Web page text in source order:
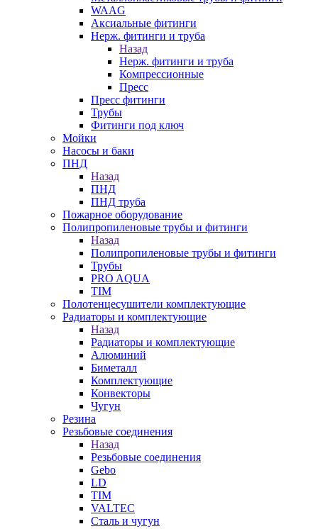
WAAG
Аксиальные фитинги
Нерж. фитинги и труба
Назад
Нерж. фитинги и труба
Компрессионные
Пресс
Пресс фитинги
Трубы
Фитинги под ключ
Мойки
Насосы и баки
ПНД
Назад
ПНД
ПНД труба
Пожарное оборудование
Полипропиленовые трубы и фитинги
Назад
Полипропиленовые трубы и фитинги
Трубы
PRO AQUA
TIM
Полотенцесушители комплектующие
Радиаторы и комплектующие
Назад
Радиаторы и комплектующие
Алюминий
Биметалл
Комплектующие
Конвекторы
Чугун
Резина
Резьбовые соединения
Назад
Резьбовые соединения
Gebo
LD
TIM
VALTEC
Сталь и чугун